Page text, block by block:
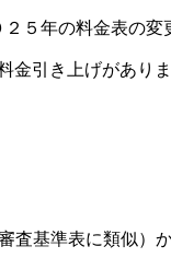
５年の料金表の
金引き上げがあり
査基準表に類似）